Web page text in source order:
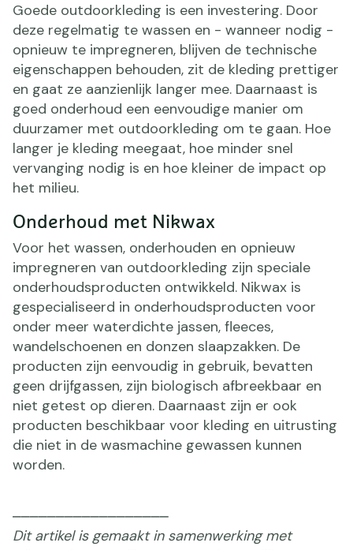
Goede outdoorkleding is een investering. Door
deze regelmatig te wassen en - wanneer nodig -
opnieuw te impregneren, blijven de technische
eigenschappen behouden, zit de kleding prettiger
en gaat ze aanzienlijk langer mee. Daarnaast is
goed onderhoud een eenvoudige manier om
duurzamer met outdoorkleding om te gaan. Hoe
langer je kleding meegaat, hoe minder snel
vervanging nodig is en hoe kleiner de impact op
het milieu.
Onderhoud met Nikwax
Voor het wassen, onderhouden en opnieuw
impregneren van outdoorkleding zijn speciale
onderhoudsproducten ontwikkeld. Nikwax is
gespecialiseerd in onderhoudsproducten voor
onder meer waterdichte jassen, fleeces,
wandelschoenen en donzen slaapzakken. De
producten zijn eenvoudig in gebruik, bevatten
geen drijfgassen, zijn biologisch afbreekbaar en
niet getest op dieren. Daarnaast zijn er ook
producten beschikbaar voor kleding en uitrusting
die niet in de wasmachine gewassen kunnen
worden.
Dit artikel is gemaakt in samenwerking met